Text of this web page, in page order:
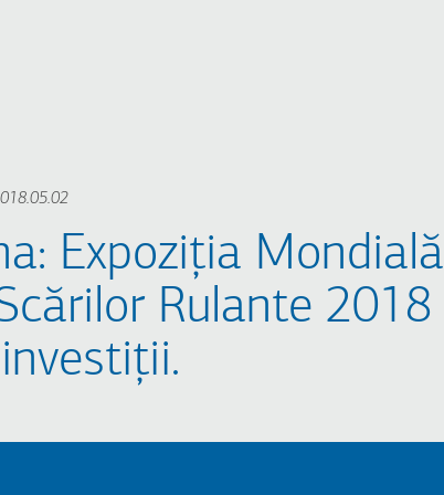
Expoziția Mondială
Rulante 2018